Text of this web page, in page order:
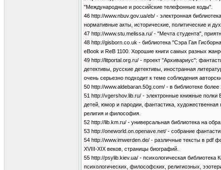
"Международные и российские телефонные коды".
46 http://www.nbuv.gov.ua/eb/ - электронная
нормативные акты, исторические, политические и
47 http://www.stu.melissa.ru/ - "Мечта студента",
48 http://gisborn.co.uk - библиотека "Сэра Гая
eBook и ReB 1100. Хорошие книги самых разных
49 http://litportal.org.ru/ - проект "Архивариус":
детективы, русские детективы, иностранная
очень серьезно подходит к теме соблюдения
50 http://www.aldebaran.50g.com/ - в библиотеке
51 http://vgershov.lib.ru/ - электронные книжные полки
детей, юмор и пародии, фантастика,
религия и философия.
52 http://lib.km.ru/ - универсальная библиотека на
53 http://oneworld.on.openave.net/ - собрание
54 http://www.imwerden.de/ - различные тексты в pdf
XVIII-XIX веков, страницы биографий.
55 http://psylib.kiev.ua/ - психологическая
психологических, философских, религиозных,